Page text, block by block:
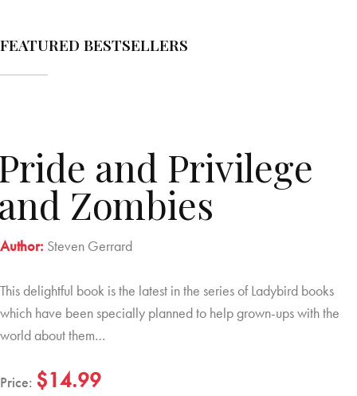
FEATURED BESTSELLERS
and Privilege
Zombies
Author: Steven Gerrard
This delightful book is the latest in the series of Ladybird books
which have been specially planned to help grown-ups with the
world about them…
Price: $14.99